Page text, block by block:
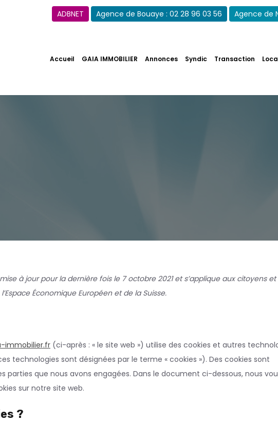
ADBNET Agence de Bouaye : 02 28 96 03 56 Agence de
Annonces Syndic Transaction Location Expertise &
Accueil GAIA IMMOBILIER Annonces Syndic Transaction
à jour pour la dernière fois le 7 octobre 2021 et s’applique aux citoyens et
Économique Européen et de la Suisse.
immobilier.fr (ci-après : « le site web ») utilise des cookies et autres
technologies sont désignées par le terme « cookies »). Des cookies sont
parties que nous avons engagées. Dans le document ci-dessous, nous
sur notre site web.
?